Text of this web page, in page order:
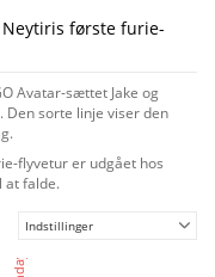
yndlingsscener eller
separat) for at udvide
Betydningsfulde
og kendte steder, der
muligheder for
ud på en hylde, med
fans kan slappe af og
Neytiris første furie-
Avatar-sættet Jake og
sorte linje viser den
flyvetur er udgået hos
at falde.
Indstillinger